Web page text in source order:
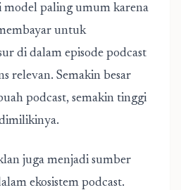
model paling umum karena
untuk
di dalam episode podcast
relevan. Semakin besar
podcast, semakin tinggi
juga menjadi sumber
ekosistem podcast.